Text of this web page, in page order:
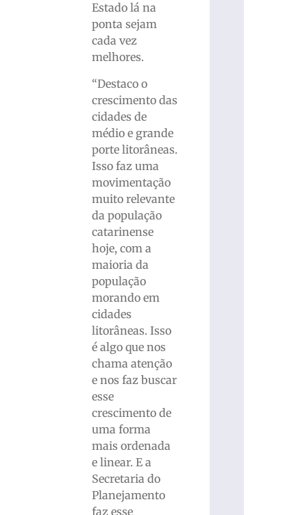
Estado lá na
ponta sejam
cada vez
melhores.
“Destaco o
crescimento das
cidades de
médio e grande
porte litorâneas.
Isso faz uma
movimentação
muito relevante
da população
catarinense
hoje, com a
maioria da
população
morando em
cidades
litorâneas. Isso
é algo que nos
chama atenção
e nos faz buscar
esse
crescimento de
uma forma
mais ordenada
e linear. E a
Secretaria do
Planejamento
faz esse